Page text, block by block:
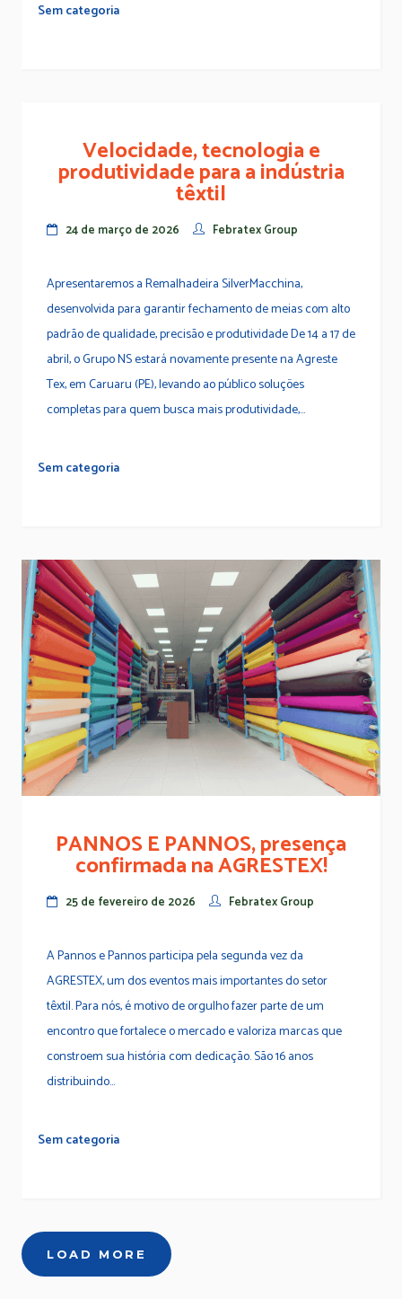
Sem categoria
Velocidade, tecnologia e
produtividade para a indústria
têxtil
24 de março de 2026 Febratex Group
Apresentaremos a Remalhadeira SilverMacchina,
desenvolvida para garantir fechamento de meias com alto
padrão de qualidade, precisão e produtividade De 14 a 17 de
abril, o Grupo NS estará novamente presente na Agreste
Tex, em Caruaru (PE), levando ao público soluções
completas para quem busca mais produtividade,...
Sem categoria
PANNOS E PANNOS, presença
confirmada na AGRESTEX!
25 de fevereiro de 2026 Febratex Group
A Pannos e Pannos participa pela segunda vez da
AGRESTEX, um dos eventos mais importantes do setor
têxtil. Para nós, é motivo de orgulho fazer parte de um
encontro que fortalece o mercado e valoriza marcas que
constroem sua história com dedicação. São 16 anos
distribuindo...
Sem categoria
LOAD MORE